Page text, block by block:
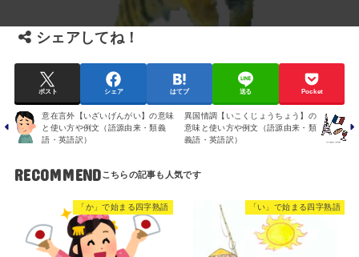
シェアしてね！
ポスト シェア はてブ 送る Pocket
意在言外【いざいげんがい】の意味
と使い方や例文（語源由来・類義
語・英語訳）
異国情調【いこくじょうちょう】の
意味と使い方や例文（語源由来・類
義語・英語訳）
RECOMMEND
「か」で始まる四字熟語 「い」で始まる四字熟語